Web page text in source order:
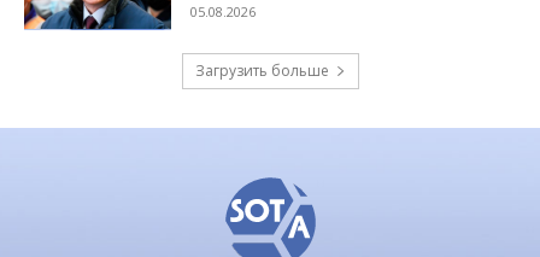
05.08.2026
Загрузить больше